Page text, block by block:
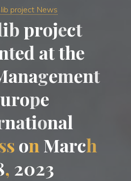
project News
ibproject
ted atthe
anagement
urope
national
s on March
, 2023